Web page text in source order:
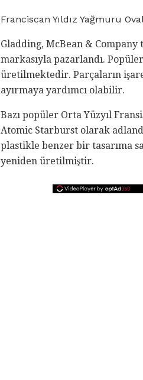
Franciscan Yıldız Yağmuru
Gladding, McBean & Company
markasıyla pazarlandı.
üretilmektedir. Parçaların
ayırmaya yardımcı olabilir.
Bazı popüler Orta Yüzyıl
Atomic Starburst olarak
plastikle benzer bir tasarıma
yeniden üretilmiştir.